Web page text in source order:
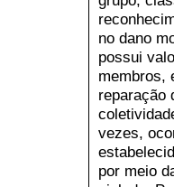
no dano
possui
membros,
reparação
vezes,
por meio